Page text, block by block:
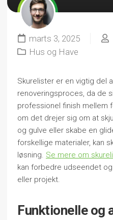
marts 3, 2025
Hus og Have
Skurelister er en vigtig del
renoveringsproces, da de
professionel finish mellem
om det drejer sig om at
og gulve eller skabe en
forskellige materialer, kan
løsning. Se mere om
kan forbedre udseendet
eller projekt.
Funktionelle